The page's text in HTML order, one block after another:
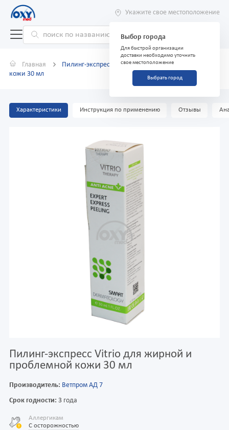
Укажите свое местоположение
Выбор города
Для быстрой организации
доставки необходимо уточнить
свое местоположение
Выбрать город
Главная
Пилинг-экспресс Vitrio для жирной и проблемной
кожи 30 мл
Характеристики Инструкция по применению Отзывы
Пилинг-экспресс Vitrio для жирной и
проблемной кожи 30 мл
Производитель: Ветпром АД 7
Срок годности: 3 года
Аллергикам
С осторожностью